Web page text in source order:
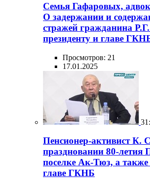
Семья Гафаровых,
О задержании и
стражей гражданина
президенту и главе
Просмотров: 21
17.01.2025
Пенсионер-активист К.
праздновании 80-
поселке Ак-Тюз, а
главе ГКНБ